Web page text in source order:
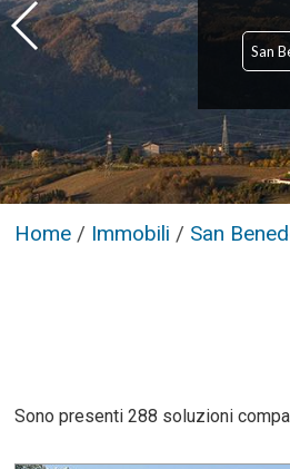
San
Home / Immobili / San
Sono presenti 288 soluzioni